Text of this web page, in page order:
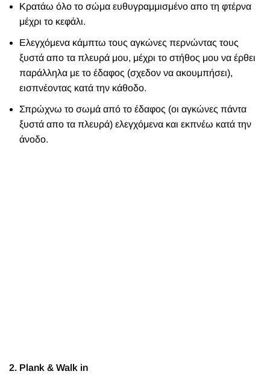
Κρατάω όλο το σώμα ευθυγραμμισμένο απο τη φτέρνα
μέχρι το κεφάλι.
Ελεγχόμενα κάμπτω τους αγκώνες περνώντας τους
ξυστά απο τα πλευρά μου, μέχρι το στήθος μου να έρθει
παράλληλα με το έδαφος (σχεδον να ακουμπήσει),
εισπνέοντας κατά την κάθοδο.
Σπρώχνω το σωμά από το έδαφος (οι αγκώνες πάντα
ξυστά απο τα πλευρά) ελεγχόμενα και εκπνέω κατά την
άνοδο.
2. Plank & Walk in